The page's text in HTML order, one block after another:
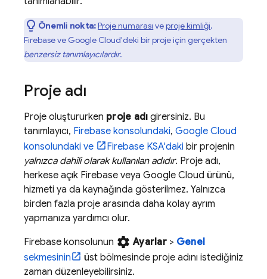
Önemli nokta:Proje numarası veproje kimliği,
Firebase ve Google Cloud'deki bir proje için gerçekten
benzersiz tanımlayıcılardır.
Proje adı
Proje oluştururken proje adı girersiniz. Bu
tanımlayıcı, Firebase konsolundaki, Google Cloud
konsolundaki ve
Firebase KSA'daki bir projenin
yalnızca dahili olarak kullanılan adıdır. Proje adı,
herkese açık Firebase veya Google Cloud ürünü,
hizmeti ya da kaynağında gösterilmez. Yalnızca
birden fazla proje arasında daha kolay ayrım
yapmanıza yardımcı olur.
Firebase konsolunun settings Ayarlar> Genel
sekmesinin
üst bölmesinde proje adını istediğiniz
zaman düzenleyebilirsiniz.